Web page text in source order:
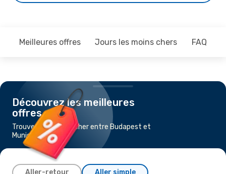
Meilleures offres Jours les moins chers FAQ
Découvrez les meilleures
offres
Trouvez un vol pas cher entre Budapest et
Munich
Aller-retour Aller simple